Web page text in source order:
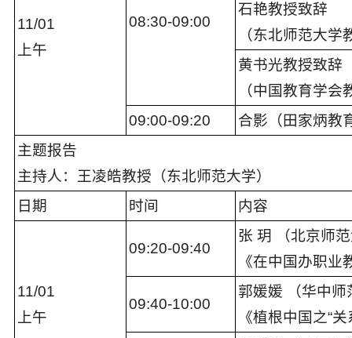
11/01
上午
08:30-09:00
石艳教授致辞
（东北师范大学
黄书光教授致辞
（中国教育学
09:00-09:20 合影 （ 田家炳教
主题报告
主持人： 王凌皓教授（东北师范大学）
日期
时间 内容
11/01
上午
09:20-09:40
张 玥 （北京师
《在中国办职
09:40-10:00
郭媛媛 （华中师
《植根中国之“